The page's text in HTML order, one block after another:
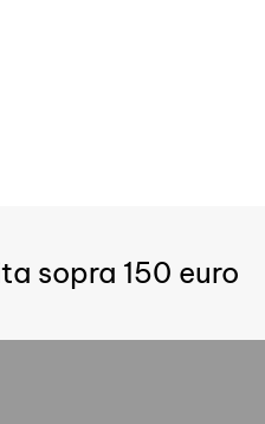
sopra 150 euro